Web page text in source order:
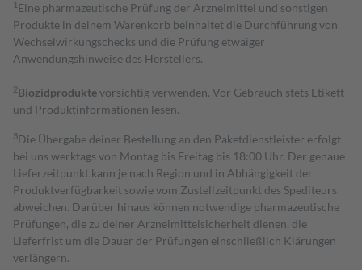
1 Eine pharmazeutische Prüfung der Arzneimittel und sonstigen
Produkte in deinem Warenkorb beinhaltet die Durchführung von
Wechselwirkungschecks und die Prüfung etwaiger
Anwendungshinweise des Herstellers.
2Biozidproduktevorsichtig verwenden. Vor Gebrauch stets Etikett
und Produktinformationen lesen.
3Die Übergabe deiner Bestellung an den Paketdienstleister erfolgt
bei uns werktags von Montag bis Freitag bis 18:00 Uhr. Der genaue
Lieferzeitpunkt kann je nach Region und in Abhängigkeit der
Produktverfügbarkeit sowie vom Zustellzeitpunkt des Spediteurs
abweichen. Darüber hinaus können notwendige pharmazeutische
Prüfungen, die zu deiner Arzneimittelsicherheit dienen, die
Lieferfrist um die Dauer der Prüfungen einschließlich Klärungen
verlängern.